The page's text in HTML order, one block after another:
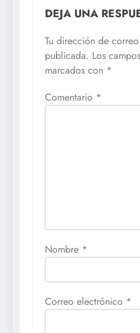
DEJA UNA
Tu dirección de
publicada. Los
marcados con *
Comentario *
Nombre *
Correo electrónico *